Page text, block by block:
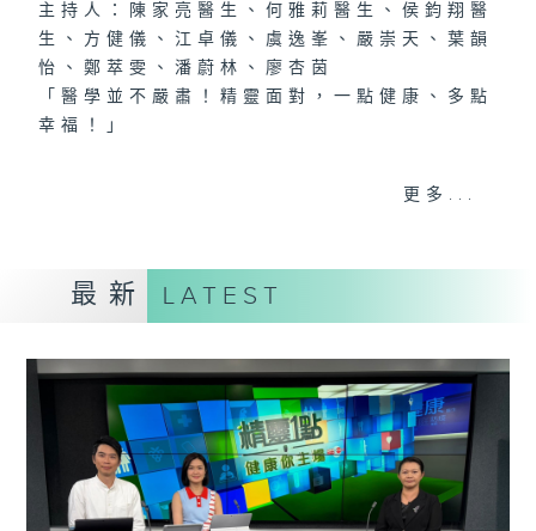
主持人：陳家亮醫生、何雅莉醫生、侯鈞翔醫
生、方健儀、江卓儀、虞逸峯、嚴崇天、葉韻
怡、鄭萃雯、潘蔚林、廖杏茵
「醫學並不嚴肅！精靈面對，一點健康、多點
幸福！」
星期一至五，下午 1 時10分 香港電台第一
台、港台電視31
下午2時 至 3 時 香港電台第一台
更多...
最新 LATEST